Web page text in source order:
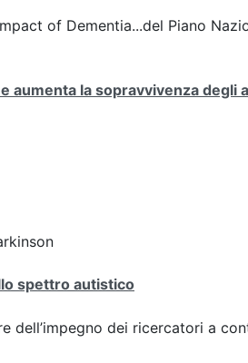
of Dementia...del Piano
aumenta la sopravvivenza degli
spettro autistico
dell’impegno dei ricercatori a